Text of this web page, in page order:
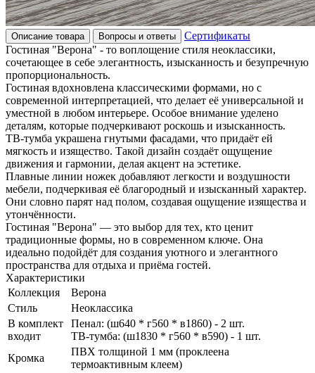
Описание товара Вопросы и ответы
Сертификаты
Гостиная "Верона" - то воплощение стиля неоклассики,
сочетающее в себе элегантность, изысканность и безупречную
пропорциональность.
Гостиная вдохновлена классическими формами, но с
современной интерпретацией, что делает её универсальной и
уместной в любом интерьере. Особое внимание уделено
деталям, которые подчеркивают роскошь и изысканность.
ТВ-тумба украшена гнутыми фасадами, что придаёт ей
мягкость и изящество. Такой дизайн создаёт ощущение
движения и гармонии, делая акцент на эстетике.
Плавные линии ножек добавляют легкости и воздушности
мебели, подчеркивая её благородный и изысканный характер.
Они словно парят над полом, создавая ощущение изящества и
утончённости.
Гостиная "Верона" — это выбор для тех, кто ценит
традиционные формы, но в современном ключе. Она
идеально подойдёт для создания уютного и элегантного
пространства для отдыха и приёма гостей.
Характеристики
Коллекция
Верона
Стиль
Неоклассика
В комплект
входит
Пенал: (ш640 * г560 * в1860) - 2 шт.
ТВ-тумба: (ш1830 * г560 * в590) - 1 шт.
Кромка
ПВХ толщиной 1 мм (проклеена
термоактивным клеем)